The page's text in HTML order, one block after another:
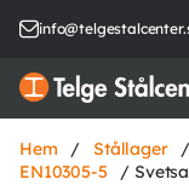
Hem / Stållager /
EN10305-5
/